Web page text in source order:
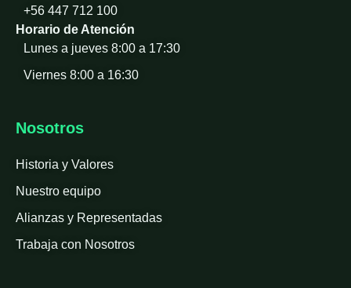
+56 447 712 100
Horario de Atención
Lunes a jueves 8:00 a 17:30
Viernes 8:00 a 16:30
Nosotros
Historia y Valores
Nuestro equipo
Alianzas y Representadas
Trabaja con Nosotros